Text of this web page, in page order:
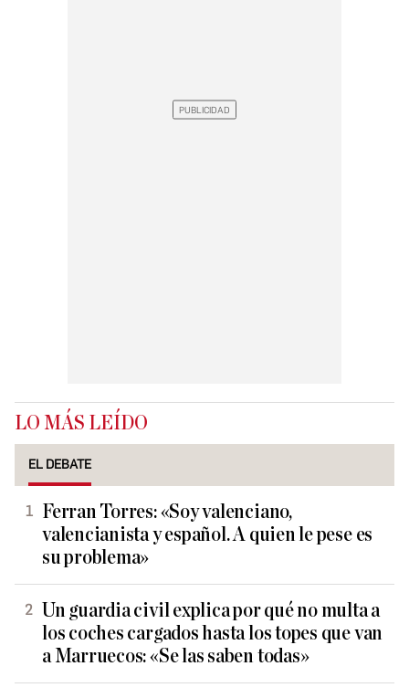
LO MÁS LEÍDO
EL DEBATE
Ferran Torres: «Soy valenciano,
valencianista y español. A quien le pese es
su problema»
Un guardia civil explica por qué no multa a
los coches cargados hasta los topes que van
a Marruecos: «Se las saben todas»